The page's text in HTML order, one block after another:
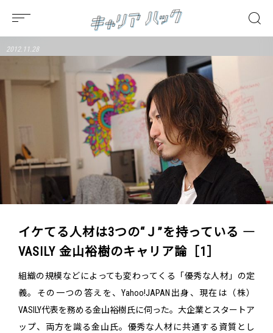
2012.11.28
イケてる人材は3つの“Ｊ”を持っている ―
VASILY 金山裕樹のキャリア論［1］
組織の規模などによっても変わってくる「優秀な人材」の定
義。その一つの答えを、Yahoo!JAPAN出身、現在は（株）
VASILY代表を務める金山裕樹氏に伺った。大企業とスタートア
ップ、両方を識る金山氏。優秀な人材に共通する資質とし